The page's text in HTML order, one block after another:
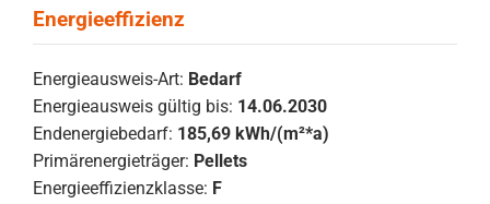
Energieausweis-Art: Bedarf
Energieausweis gültig bis: 14.06.2030
Endenergiebedarf: 185,69 kWh/(m²*a)
Primärenergieträger: Pellets
Energieeffizienzklasse: F